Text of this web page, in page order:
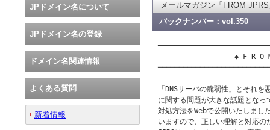
メールマガジン「FROM
バックナンバー：vol.350
◆ F R O M　J P
「DNSサーバの脆弱性」とそれ
に関する問題が大きな話題となっ
対処方法をWebで公開いたしまし
いますので、正しい理解と対応の
JPドメイン名について
JPドメイン名の登録
ドメイン名関連情報
よくある質問
新着情報